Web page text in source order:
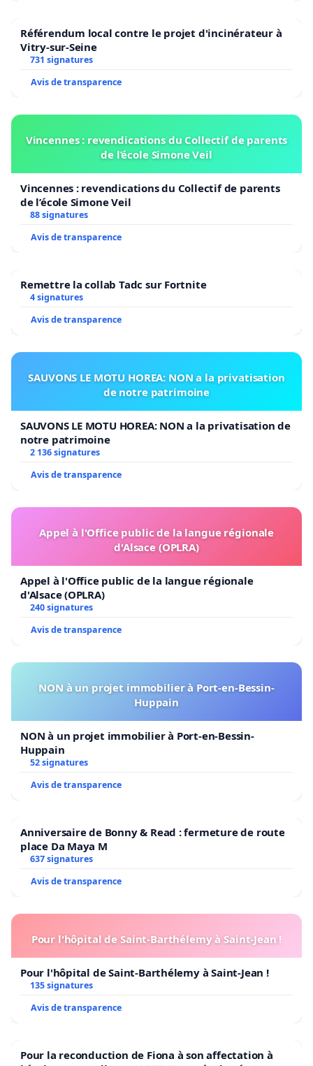
Référendum local contre le projet d'incinérateur à
Vitry-sur-Seine
731 signatures
Avis de transparence
Vincennes : revendications du Collectif de parents
de l’école Simone Veil
Vincennes : revendications du Collectif de parents
de l’école Simone Veil
88 signatures
Avis de transparence
Remettre la collab Tadc sur Fortnite
4 signatures
Avis de transparence
SAUVONS LE MOTU HOREA: NON a la privatisation
de notre patrimoine
SAUVONS LE MOTU HOREA: NON a la privatisation de
notre patrimoine
2 136 signatures
Avis de transparence
Appel à l'Office public de la langue régionale
d'Alsace (OPLRA)
Appel à l'Office public de la langue régionale
d'Alsace (OPLRA)
240 signatures
Avis de transparence
NON à un projet immobilier à Port-en-Bessin-
Huppain
NON à un projet immobilier à Port-en-Bessin-
Huppain
52 signatures
Avis de transparence
Anniversaire de Bonny & Read : fermeture de route
place Da Maya M
637 signatures
Avis de transparence
Pour l'hôpital de Saint-Barthélemy à Saint-Jean !
Pour l'hôpital de Saint-Barthélemy à Saint-Jean !
135 signatures
Avis de transparence
Pour la reconduction de Fiona à son affectation à